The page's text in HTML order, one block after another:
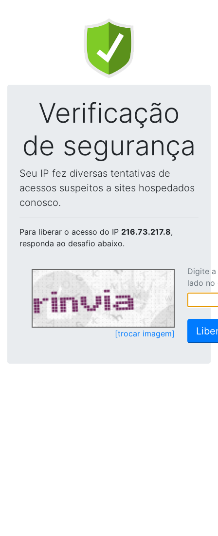
Verificação
de segurança
Seu IP fez diversas tentativas de
acessos suspeitos a sites hospedados
conosco.
Para liberar o acesso do IP 216.73.217.8,
responda ao desafio abaixo.
[trocar imagem]
Digite
lado no